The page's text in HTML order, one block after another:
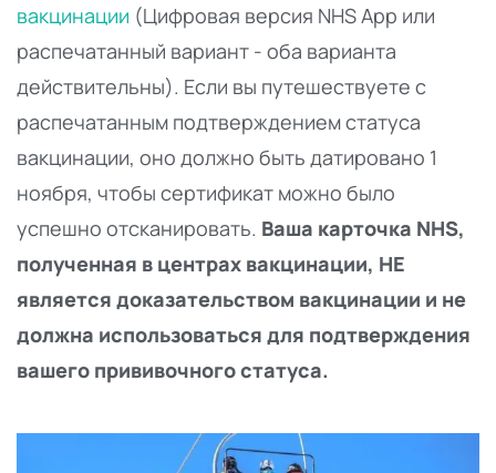
вакцинации (Цифровая версия NHS App или
распечатанный вариант - оба варианта
действительны). Если вы путешествуете с
распечатанным подтверждением статуса
вакцинации, оно должно быть датировано 1
ноября, чтобы сертификат можно было
успешно отсканировать. Ваша карточка NHS,
полученная в центрах вакцинации, НЕ
является доказательством вакцинации и не
должна использоваться для подтверждения
вашего прививочного статуса.